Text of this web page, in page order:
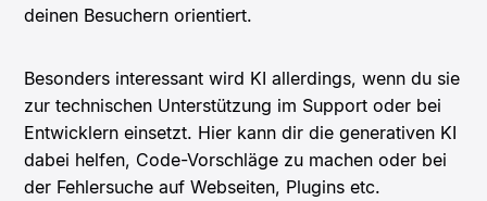
deinen Besuchern orientiert.
Besonders interessant wird KI allerdings, wenn du sie
zur technischen Unterstützung im Support oder bei
Entwicklern einsetzt. Hier kann dir die generativen KI
dabei helfen, Code-Vorschläge zu machen oder bei
der Fehlersuche auf Webseiten, Plugins etc.